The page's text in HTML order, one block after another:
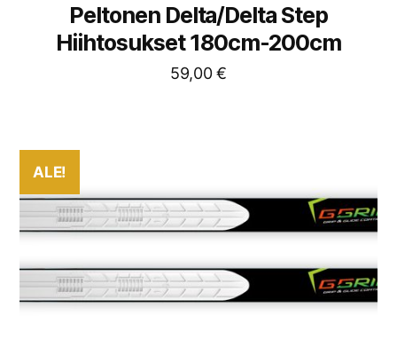
Peltonen Delta/Delta Step
Hiihtosukset 180cm-200cm
59,00€
ALE!